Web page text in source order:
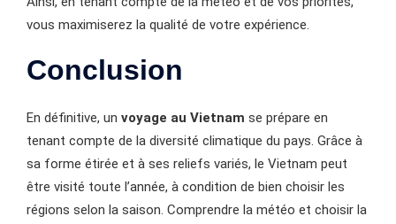
vous maximiserez la qualité de votre expérience.
Conclusion
En définitive, un voyage au Vietnam se prépare en
tenant compte de la diversité climatique du pays. Grâce à
sa forme étirée et à ses reliefs variés, le Vietnam peut
être visité toute l’année, à condition de bien choisir les
régions selon la saison. Comprendre la météo et choisir la